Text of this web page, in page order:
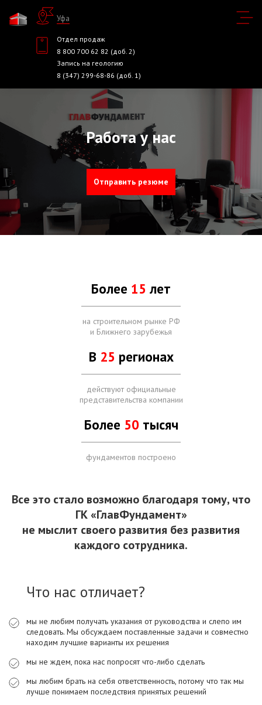
Уфа
Отдел продаж
8 800 700 62 82 (доб. 2)
Запись на геологию
8 (347) 299-68-86 (доб. 1)
Работа у нас
Отправить резюме
Более 15 лет
на строительном рынке РФ
и Ближнего зарубежья
В 25 регионах
действуют официальные
представительства компании
Более 50 тысяч
фундаментов построено
Все это стало возможно благодаря тому, что
ГК «ГлавФундамент»
не мыслит своего развития без развития
каждого сотрудника.
Что нас отличает?
мы не любим получать указания от руководства и слепо им
следовать. Мы обсуждаем поставленные задачи и совместно
находим лучшие варианты их решения
мы не ждем, пока нас попросят что-либо сделать
мы любим брать на себя ответственность, потому что так мы
лучше понимаем последствия принятых решений